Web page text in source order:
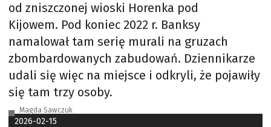
od zniszczonej wioski Horenka pod
Kijowem. Pod koniec 2022 r. Banksy
namalował tam serię murali na gruzach
zbombardowanych zabudowań. Dziennikarze
udali się więc na miejsce i odkryli, że pojawiły
się tam trzy osoby.
Magda Sawczuk
2026-02-15